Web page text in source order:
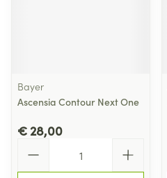
Bayer
Ascensia Contour Next One
€ 28,00